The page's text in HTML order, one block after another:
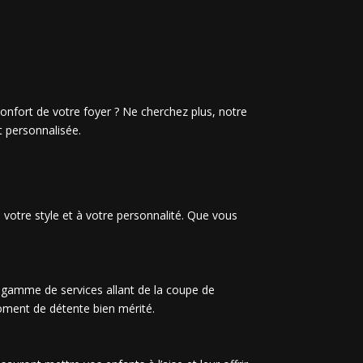
de votre foyer ? Ne cherchez plus, notre
style et à votre personnalité. Que vous
de services allant de la coupe de
de détente bien mérité.